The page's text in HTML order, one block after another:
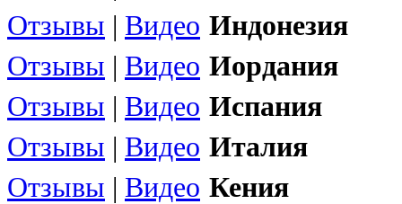
Отзывы | Видео Индонезия
Отзывы | Видео Иордания
Отзывы | Видео Испания
Отзывы | Видео Италия
Отзывы | Видео Кения